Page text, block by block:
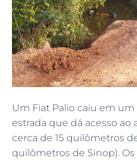
Um Fiat Palio caiu em
estrada que dá acesso ao
cerca de 15 quilômetros
quilômetros de Sinop).